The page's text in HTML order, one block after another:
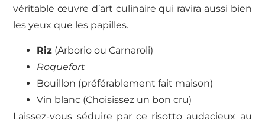
véritable œuvre d’art culinaire qui ravira aussi bien
les yeux que les papilles.
Riz (Arborio ou Carnaroli)
Roquefort
Bouillon (préférablement fait maison)
Vin blanc (Choisissez un bon cru)
Laissez-vous séduire par ce risotto audacieux au